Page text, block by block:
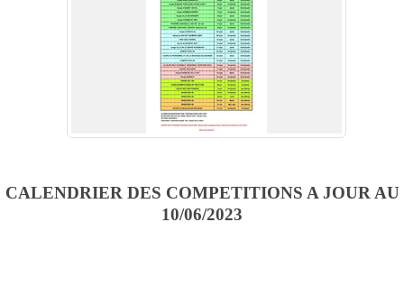
CALENDRIER DES COMPETITIONS A JOUR AU
10/06/2023